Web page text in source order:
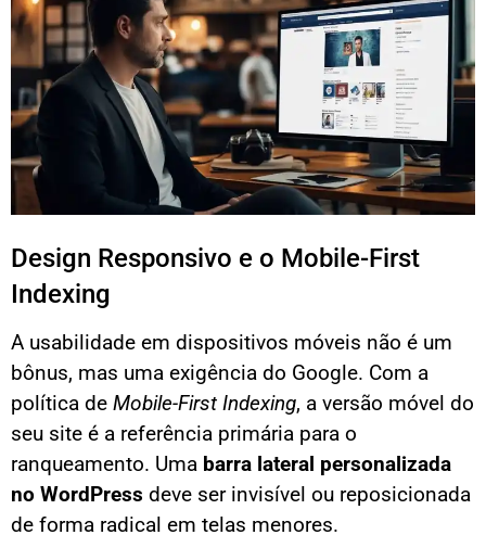
Design Responsivo e o Mobile-First
Indexing
A usabilidade em dispositivos móveis não é um
bônus, mas uma exigência do Google. Com a
política de Mobile-First Indexing, a versão móvel do
seu site é a referência primária para o
ranqueamento. Uma barra lateral personalizada
no WordPress deve ser invisível ou reposicionada
de forma radical em telas menores.